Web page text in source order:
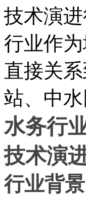
技术演
行业作
直接关
站、中
水务行
技术演
行业背